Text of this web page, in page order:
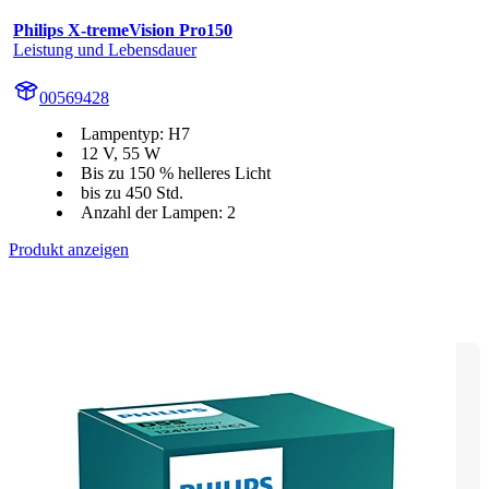
Philips X-tremeVision Pro150
Leistung und Lebensdauer
00569428
Lampentyp: H7
12 V, 55 W
Bis zu 150 % helleres Licht
bis zu 450 Std.
Anzahl der Lampen: 2
Produkt anzeigen